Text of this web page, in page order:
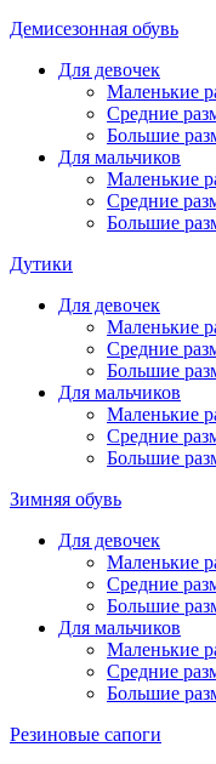
Демисезонная обувь
Для девочек
Маленькие
Средние
Большие
Для мальчиков
Маленькие
Средние
Большие
Дутики
Для девочек
Маленькие
Средние
Большие
Для мальчиков
Маленькие
Средние
Большие
Зимняя обувь
Для девочек
Маленькие
Средние
Большие
Для мальчиков
Маленькие
Средние
Большие
Резиновые сапоги